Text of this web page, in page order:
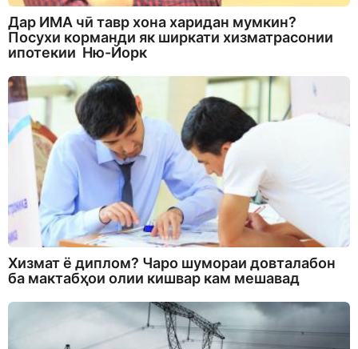
Дар ИМА чӣ тавр хона харидан мумкин?
Посухи корманди як ширкати хизматрасонии
ипотекии Ню-Йорк
Хизмат ё диплом? Чаро шумораи довталабон
ба мактабҳои олии кишвар кам мешавад